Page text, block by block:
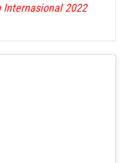
Internasional 2022